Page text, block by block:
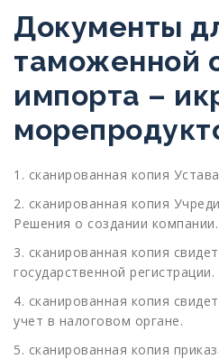
Документы
таможенной
импорта –
1. сканированная копия
2. сканированная копия
Решения о создании компании.
3. сканированная копия
государственной регистрации.
4. сканированная копия
учет в налоговом органе.
5. сканированная копия